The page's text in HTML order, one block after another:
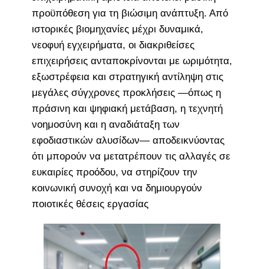
προϋπόθεση για τη βιώσιμη ανάπτυξη. Από
ιστορικές βιομηχανίες μέχρι δυναμικά,
νεοφυή εγχειρήματα, οι διακριθείσες
επιχειρήσεις ανταποκρίνονται με ωριμότητα,
εξωστρέφεια και στρατηγική αντίληψη στις
μεγάλες σύγχρονες προκλήσεις —όπως η
πράσινη και ψηφιακή μετάβαση, η τεχνητή
νοημοσύνη και η αναδιάταξη των
εφοδιαστικών αλυσίδων— αποδεικνύοντας
ότι μπορούν να μετατρέπουν τις αλλαγές σε
ευκαιρίες προόδου, να στηρίζουν την
κοινωνική συνοχή και να δημιουργούν
ποιοτικές θέσεις εργασίας